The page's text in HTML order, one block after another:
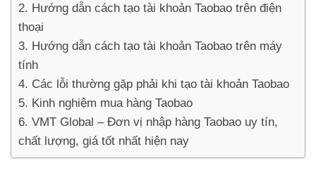
Hướng dẫn cách tạo tài khoản Taobao trên điện
thoại
Hướng dẫn cách tạo tài khoản Taobao trên máy
tính
Các lỗi thường gặp phải khi tạo tài khoản Taobao
Kinh nghiệm mua hàng Taobao
VMT Global – Đơn vị nhập hàng Taobao uy tín,
chất lượng, giá tốt nhất hiện nay